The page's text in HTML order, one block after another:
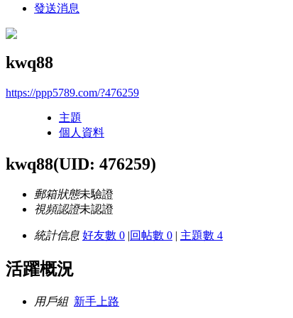
發送消息
kwq88
https://ppp5789.com/?476259
主題
個人資料
kwq88(UID: 476259)
郵箱狀態未驗證
視頻認證未認證
統計信息 好友數 0 |回帖數 0 | 主題數 4
活躍概況
用戶組 新手上路